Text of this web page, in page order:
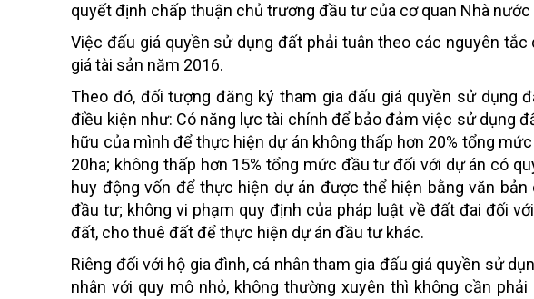
quyết định chấp thuận chủ trương đầu tư của cơ quan Nhà
Việc đấu giá quyền sử dụng đất phải tuân theo các nguyên
giá tài sản năm 2016.
Theo đó, đối tượng đăng ký tham gia đấu giá quyền sử dụng
điều kiện như: Có năng lực tài chính để bảo đảm việc sử dụng
hữu của mình để thực hiện dự án không thấp hơn 20% tổng
20ha; không thấp hơn 15% tổng mức đầu tư đối với dự án có
huy động vốn để thực hiện dự án được thể hiện bằng văn
đầu tư; không vi phạm quy định của pháp luật về đất đai đối
đất, cho thuê đất để thực hiện dự án đầu tư khác.
Riêng đối với hộ gia đình, cá nhân tham gia đấu giá quyền sử
nhân với quy mô nhỏ, không thường xuyên thì không cần